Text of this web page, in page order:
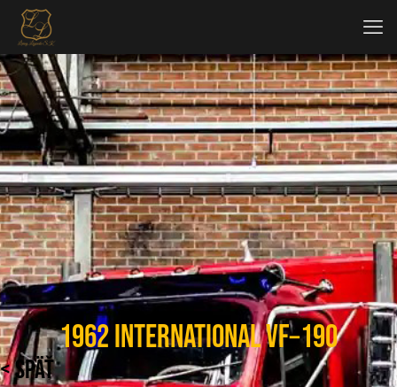
1962 International VF‑190
< SPÄŤ